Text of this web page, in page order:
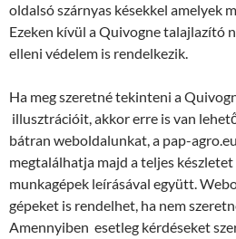
oldalsó szárnyas késekkel amelyek
Ezeken kívül a Quivogne talajlazító
elleni védelem is rendelkezik.
Ha meg szeretné tekinteni a
illusztrációit, akkor erre is van
bátran weboldalunkat, a pap-
megtalálhatja majd a teljes készletet
munkagépek leírásával együtt.
gépeket is rendelhet, ha nem
Amennyiben esetleg kérdéseket